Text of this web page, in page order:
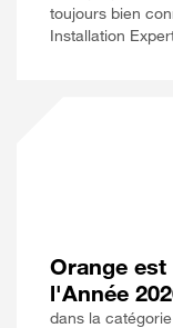
toujours bien
Installation
Orange est
l'Année
dans la